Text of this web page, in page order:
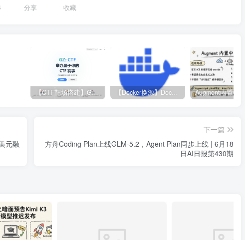
分享 收藏
【CTF靶场搭建】GZ-CTF平台
元融
下一篇
方舟Coding Plan上线GLM-5.2，Agent Plan同步上线 | 6月18
日AI日报第430期